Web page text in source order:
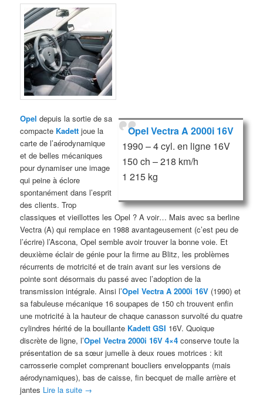
Opel Vectra A 2000i 16V
1990 – 4 cyl. en ligne 16V
150 ch – 218 km/h
1 215 kg
Opel depuis la sortie de sa
compacte Kadett joue la
carte de l’aérodynamique
et de belles mécaniques
pour dynamiser une image
qui peine à éclore
spontanément dans l’esprit
des clients. Trop
classiques et vieillottes les Opel ? A voir… Mais avec sa berline
Vectra (A) qui remplace en 1988 avantageusement (c’est peu de
l’écrire) l’Ascona, Opel semble avoir trouver la bonne voie. Et
deuxième éclair de génie pour la firme au Blitz, les problèmes
récurrents de motricité et de train avant sur les versions de
pointe sont désormais du passé avec l’adoption de la
transmission intégrale. Ainsi l’Opel Vectra A 2000i 16V (1990) et
sa fabuleuse mécanique 16 soupapes de 150 ch trouvent enfin
une motricité à la hauteur de chaque canasson survolté du quatre
cylindres hérité de la bouillante Kadett GSI 16V. Quoique
discrète de ligne, l’Opel Vectra 2000i 16V 4×4 conserve toute la
présentation de sa sœur jumelle à deux roues motrices : kit
carrosserie complet comprenant boucliers enveloppants (mais
aérodynamiques), bas de caisse, fin becquet de malle arrière et
jantes Lire la suite →